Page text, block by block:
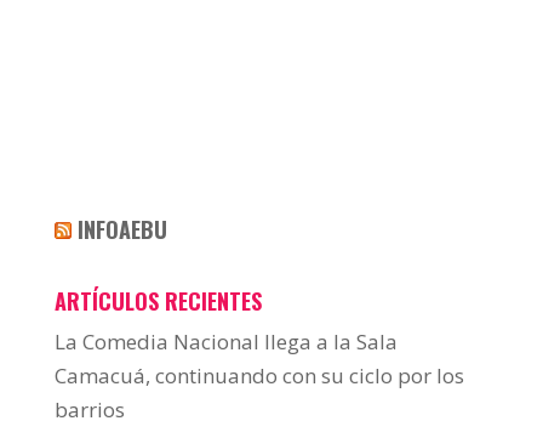
INFOAEBU
ARTÍCULOS RECIENTES
La Comedia Nacional llega a la Sala
Camacuá, continuando con su ciclo por los
barrios